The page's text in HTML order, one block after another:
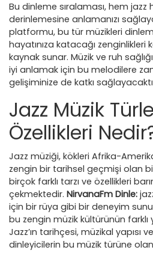
Bu dinleme sıralaması, hem
derinlemesine anlamanızı
platformu, bu tür müzikleri
hayatınıza katacağı
kaynak sunar. Müzik ve ruh
iyi anlamak için bu melodilere
gelişiminize de katkı
Jazz Müzik
Özellikleri
Jazz müziği, kökleri Afrika-
zengin bir tarihsel geçmişi olan
birçok farklı tarzı ve özellikleri
çekmektedir. NirvanaFm Dinle:
için bir rüya gibi bir deneyim
bu zengin müzik kültürünün
Jazz’ın tarihçesi, müzikal yapısı
dinleyicilerin bu müzik türüne